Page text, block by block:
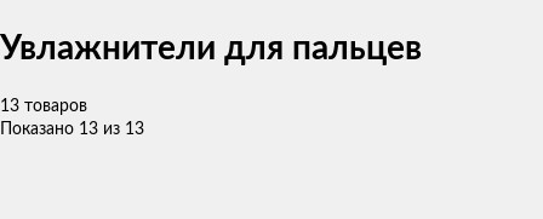
Увлажнители для пальцев
13 товаров
Показано 13 из 13